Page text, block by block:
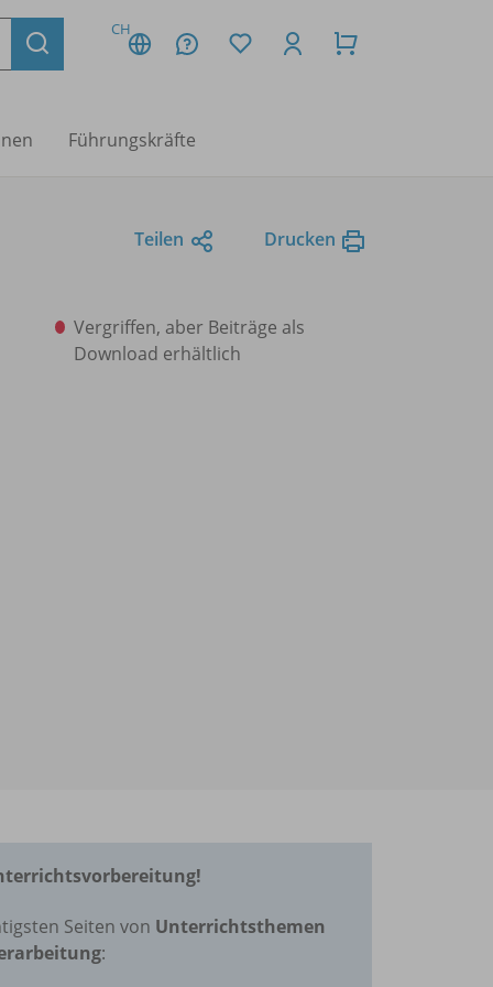
CH
Führungskräfte
Teilen Drucken
Vergriffen, aber Beiträge als
Download erhältlich
Seiten von Unterrichtsthemen
: